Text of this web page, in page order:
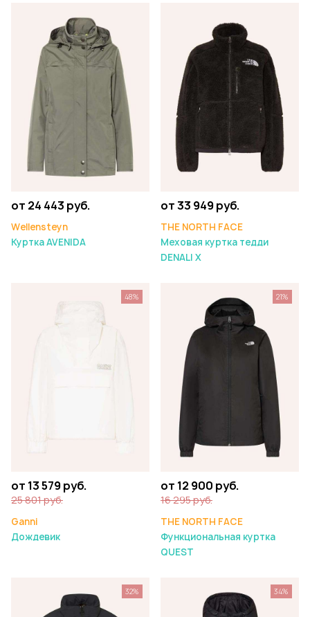
от 24 443 руб.
Wellensteyn
Куртка AVENIDA
от 33 949 руб.
THE NORTH FACE
Меховая куртка тедди
DENALI X
от 13 579 руб.
25 801 руб.
Ganni
Дождевик
48%
от 12 900 руб.
16 295 руб.
THE NORTH FACE
Функциональная куртка
QUEST
21%
32% 34%